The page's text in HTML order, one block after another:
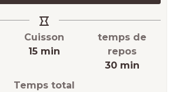
Cuisson
15minutes
min
temps de
repos
30minutes
min
Temps total